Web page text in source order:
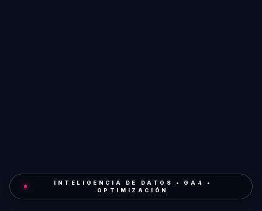
INTELIGENCIA DE DATOS • GA4 •
OPTIMIZACIÓN